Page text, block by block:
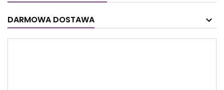
DARMOWA DOSTAWA